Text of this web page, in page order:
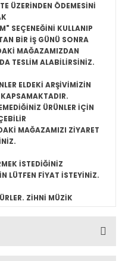
ÜZERİNDEN ÖDEMESİNİ
SEÇENEĞİNİ KULLANIP
BİR İŞ GÜNÜ SONRA
MAĞAZAMIZDAN
TESLİM ALABİLİRSİNİZ.
ELDEKİ ARŞİVİMİZİN
ÜRÜNLER İÇİN
MAĞAZAMIZI ZİYARET
İSTEDİĞİNİZ
LÜTFEN FİYAT İSTEYİNİZ.
ZİHNİ MÜZİK